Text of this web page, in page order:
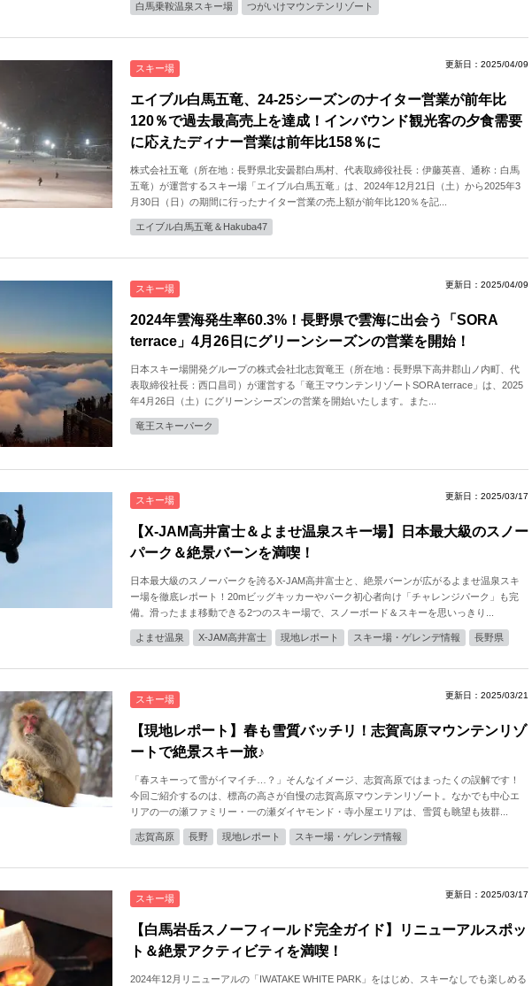
白馬乗鞍温泉スキー場
つがいけマウンテンリゾート
スキー場 更新日：2025/04/09
エイブル白馬五竜、24-25シーズンのナイター営業が前年比
120％で過去最高売上を達成！インバウンド観光客の夕食需要
に応えたディナー営業は前年比158％に
株式会社五竜（所在地：長野県北安曇郡白馬村、代表取締役社長：伊藤英喜、通称：白馬
五竜）が運営するスキー場「エイブル白馬五竜」は、2024年12月21日（土）から2025年3
月30日（日）の期間に行ったナイター営業の売上額が前年比120％を記...
エイブル白馬五竜＆Hakuba47
スキー場 更新日：2025/04/09
2024年雲海発生率60.3%！長野県で雲海に出会う「SORA
terrace」4月26日にグリーンシーズンの営業を開始！
日本スキー場開発グループの株式会社北志賀竜王（所在地：長野県下高井郡山ノ内町、代
表取締役社長：西口昌司）が運営する「竜王マウンテンリゾートSORA terrace」は、2025
年4月26日（土）にグリーンシーズンの営業を開始いたします。また...
竜王スキーパーク
スキー場 更新日：2025/03/17
【X-JAM高井富士＆よませ温泉スキー場】日本最大級のスノー
パーク＆絶景バーンを満喫！
日本最大級のスノーパークを誇るX-JAM高井富士と、絶景バーンが広がるよませ温泉スキ
ー場を徹底レポート！20mビッグキッカーやパーク初心者向け「チャレンジパーク」も完
備。滑ったまま移動できる2つのスキー場で、スノーボード＆スキーを思いっきり...
よませ温泉 X-JAM高井富士 現地レポート スキー場・ゲレンデ情報 長野県
スキー場 更新日：2025/03/21
【現地レポート】春も雪質バッチリ！志賀高原マウンテンリゾ
ートで絶景スキー旅♪
「春スキーって雪がイマイチ…？」そんなイメージ、志賀高原ではまったくの誤解です！
今回ご紹介するのは、標高の高さが自慢の志賀高原マウンテンリゾート。なかでも中心エ
リアの一の瀬ファミリー・一の瀬ダイヤモンド・寺小屋エリアは、雪質も眺望も抜群...
志賀高原 長野 現地レポート スキー場・ゲレンデ情報
スキー場 更新日：2025/03/17
【白馬岩岳スノーフィールド完全ガイド】リニューアルスポッ
ト＆絶景アクティビティを満喫！
2024年12月リニューアルの「IWATAKE WHITE PARK」をはじめ、スキーなしでも楽しめる